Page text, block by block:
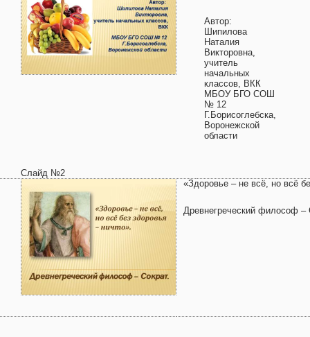
Автор:
Шипилова
Наталия
Викторовна,
учитель
начальных
классов, ВКК
МБОУ БГО СОШ
№ 12
Г.Борисоглебска,
Воронежской
области
Слайд №2
«Здоровье – не всё, но всё
Древнегреческий философ –